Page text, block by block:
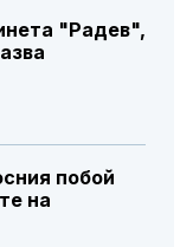
"Радев",
побой
на